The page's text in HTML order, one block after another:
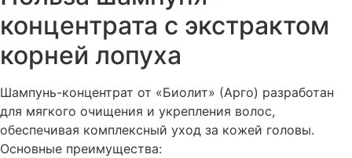
концентрата с экстрактом
корней лопуха
Шампунь-концентрат от «Биолит» (Арго) разработан
для мягкого очищения и укрепления волос,
обеспечивая комплексный уход за кожей головы.
Основные преимущества: